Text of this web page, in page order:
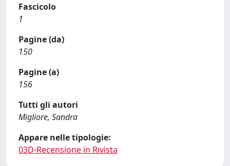
Fascicolo
1
Pagine (da)
150
Pagine (a)
156
Tutti gli autori
Migliore, Sandra
Appare nelle tipologie:
03D-Recensione in Rivista